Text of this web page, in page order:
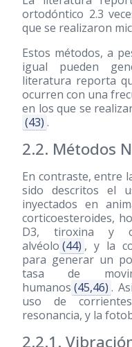
ortodóntico 2.3
que se realizaron
Estos métodos, a
igual pueden
literatura reporta
ocurren con una
en los que se
(43) .
2.2. Métodos
En contraste, entre
sido descritos el
inyectados en
corticoesteroides,
D3, tiroxina y
alvéolo (44) , y la
para generar un
tasa de
humanos (45,46) .
uso de
resonancia, y la
2.2.1.